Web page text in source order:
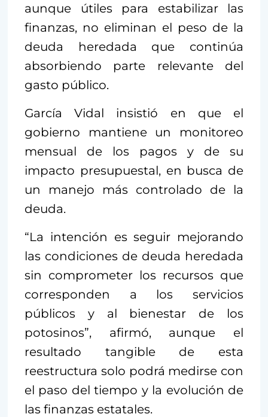
aunque útiles para estabilizar las
finanzas, no eliminan el peso de la
deuda heredada que continúa
absorbiendo parte relevante del
gasto público.
García Vidal insistió en que el
gobierno mantiene un monitoreo
mensual de los pagos y de su
impacto presupuestal, en busca de
un manejo más controlado de la
deuda.
“La intención es seguir mejorando
las condiciones de deuda heredada
sin comprometer los recursos que
corresponden a los servicios
públicos y al bienestar de los
potosinos”, afirmó, aunque el
resultado tangible de esta
reestructura solo podrá medirse con
el paso del tiempo y la evolución de
las finanzas estatales.